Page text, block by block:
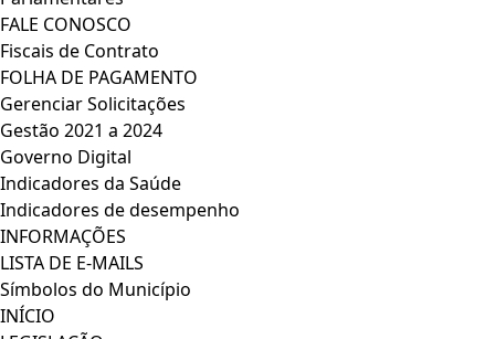
FALE CONOSCO
Fiscais de Contrato
FOLHA DE PAGAMENTO
Gerenciar Solicitações
Gestão 2021 a 2024
Governo Digital
Indicadores da Saúde
Indicadores de desempenho
INFORMAÇÕES
LISTA DE E-MAILS
Símbolos do Município
INÍCIO